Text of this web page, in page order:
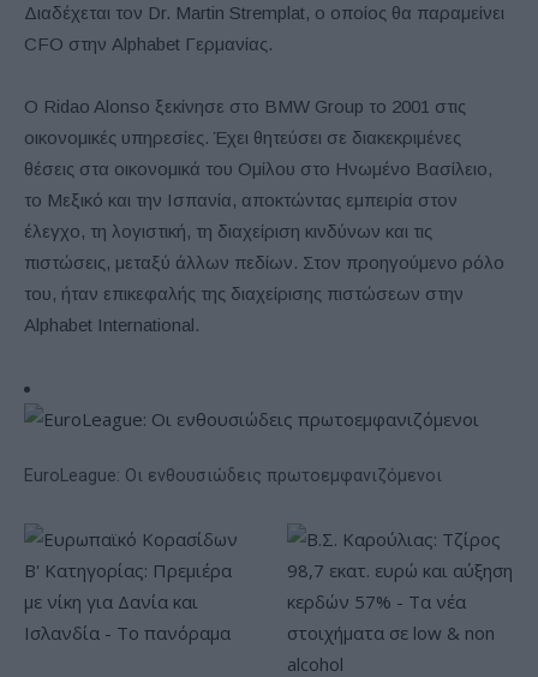
Διαδέχεται τον Dr. Martin Stremplat, ο οποίος θα παραμείνει
CFO στην Alphabet Γερμανίας.
Ο Ridao Alonso ξεκίνησε στο BMW Group το 2001 στις
οικονομικές υπηρεσίες. Έχει θητεύσει σε διακεκριμένες
θέσεις στα οικονομικά του Ομίλου στο Ηνωμένο Βασίλειο,
το Μεξικό και την Ισπανία, αποκτώντας εμπειρία στον
έλεγχο, τη λογιστική, τη διαχείριση κινδύνων και τις
πιστώσεις, μεταξύ άλλων πεδίων. Στον προηγούμενο ρόλο
του, ήταν επικεφαλής της διαχείρισης πιστώσεων στην
Alphabet International.
EuroLeague: Οι ενθουσιώδεις πρωτοεμφανιζόμενοι